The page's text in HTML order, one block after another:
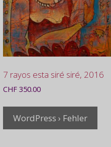
7 rayos esta siré siré, 2016
CHF350.00
WordPress › Fehler